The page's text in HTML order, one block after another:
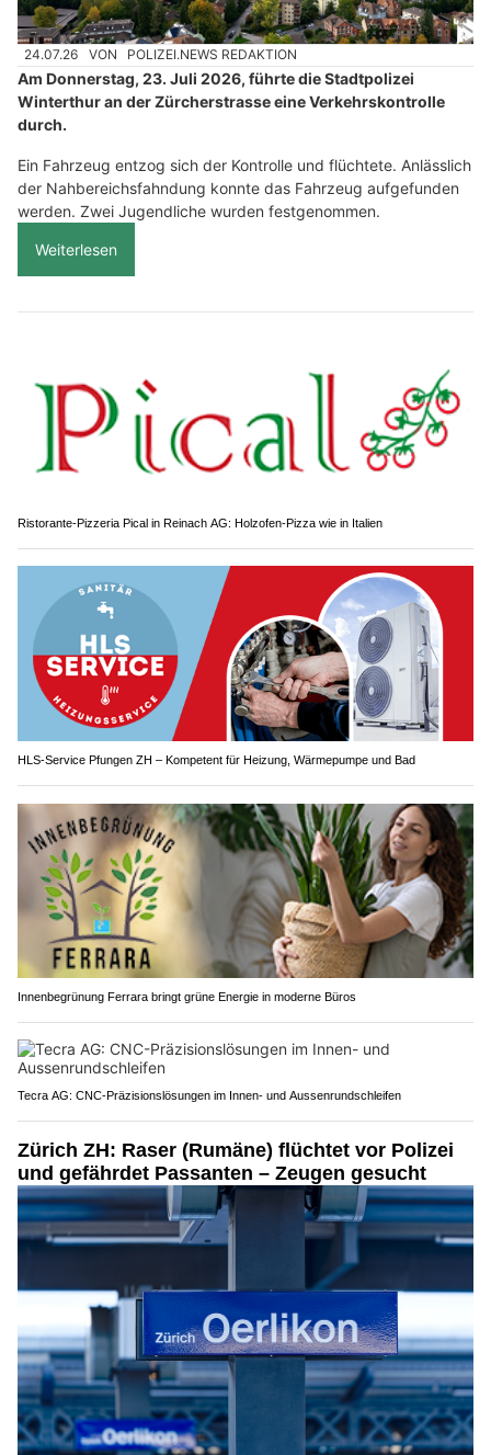
24.07.26 VON POLIZEI.NEWS REDAKTION
Am Donnerstag, 23. Juli 2026, führte die Stadtpolizei
Winterthur an der Zürcherstrasse eine Verkehrskontrolle
durch.
Ein Fahrzeug entzog sich der Kontrolle und flüchtete. Anlässlich
der Nahbereichsfahndung konnte das Fahrzeug aufgefunden
werden. Zwei Jugendliche wurden festgenommen.
Weiterlesen
Ristorante-Pizzeria Pical in Reinach AG: Holzofen-Pizza wie in Italien
HLS-Service Pfungen ZH – Kompetent für Heizung, Wärmepumpe und Bad
Innenbegrünung Ferrara bringt grüne Energie in moderne Büros
Tecra AG: CNC-Präzisionslösungen im Innen- und Aussenrundschleifen
Zürich ZH: Raser (Rumäne) flüchtet vor Polizei
und gefährdet Passanten – Zeugen gesucht